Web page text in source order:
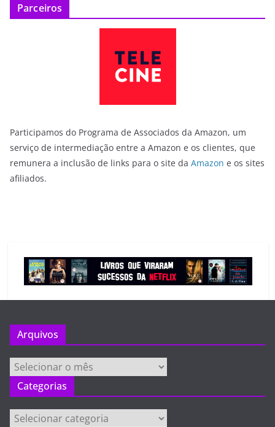
Parceiros
Participamos do Programa de Associados da Amazon, um
serviço de intermediação entre a Amazon e os clientes, que
remunera a inclusão de links para o site da Amazon e os sites
afiliados.
Arquivos
Arquivos
Categorias
Categorias